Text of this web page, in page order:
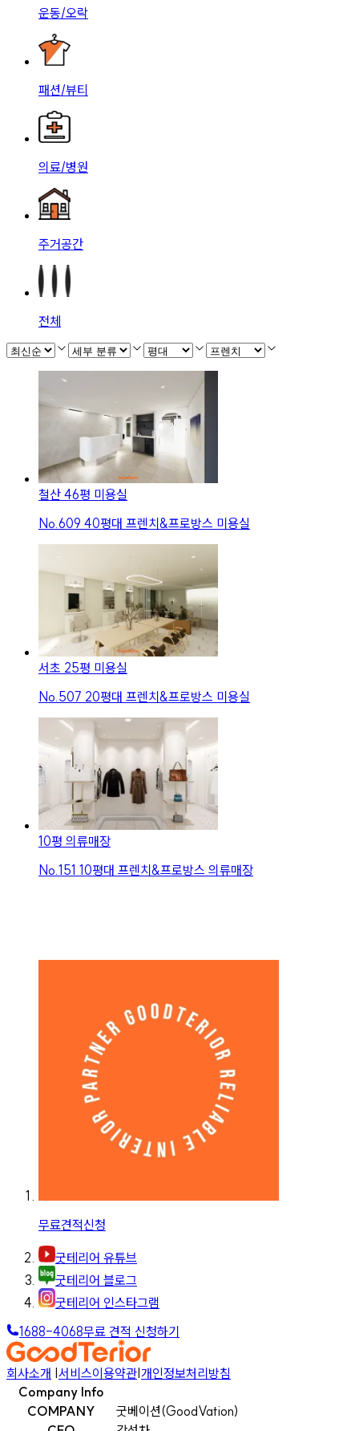
운동/오락
패션/뷰티
의료/병원
주거공간
전체
철산 46평 미용실
No. 609 40평대 프렌치&프로방스 미용실
서초 25평 미용실
No. 507 20평대 프렌치&프로방스 미용실
10평 의류매장
No. 151 10평대 프렌치&프로방스 의류매장
무료견적신청
굿테리어 유튜브
굿테리어 블로그
굿테리어 인스타그램
1688-4068무료 견적 신청하기
회사소개 |서비스이용약관|개인정보처리방침
Company Info
COMPANY
굿베이션(GoodVation)